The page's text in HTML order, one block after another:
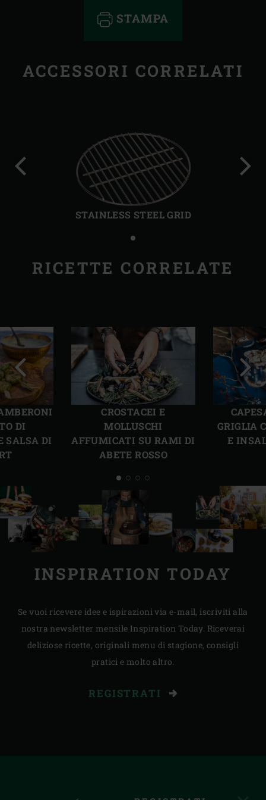
STAMPA
ACCESSORI CORRELATI
STAINLESS STEEL GRID
RICETTE CORRELATE
DI
SALSA DI
CROSTACEI E
MOLLUSCHI
AFFUMICATI SU RAMI DI
ABETE ROSSO
GRIGLIA
E
Precedente
INSPIRATION TODAY
Se vuoi ricevere idee e ispirazioni via e-mail, iscriviti alla
nostra newsletter mensile Inspiration Today. Riceverai
deliziose ricette, originali menu di stagione, consigli
pratici e molto altro.
REGISTRATI